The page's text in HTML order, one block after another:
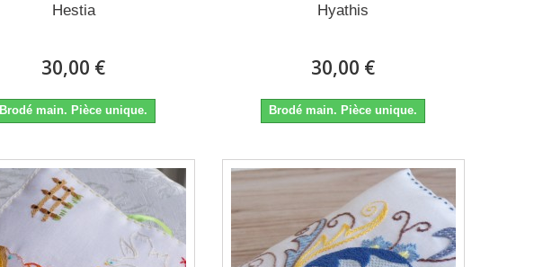
Hestia
30,00 €
Brodé main. Pièce unique.
Hyathis
30,00 €
Brodé main. Pièce unique.